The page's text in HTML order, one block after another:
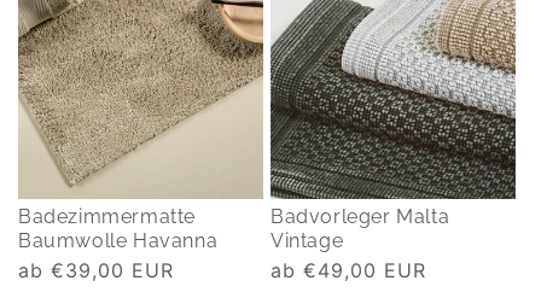
Badezimmermatte
Baumwolle Havanna
Normaler
ab €39,00 EUR
Badvorleger Malta
Vintage
Normaler
ab €49,00 EUR